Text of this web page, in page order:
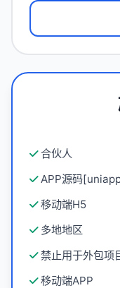
合伙人
APP源码
移动端H5
多地地区
禁止用于外包项
移动端APP